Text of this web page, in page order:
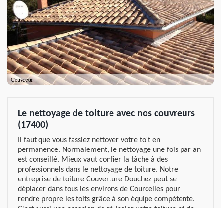
Le nettoyage de toiture avec nos couvreurs
(17400)
Il faut que vous fassiez nettoyer votre toit en
permanence. Normalement, le nettoyage une fois par an
est conseillé. Mieux vaut confier la tâche à des
professionnels dans le nettoyage de toiture. Notre
entreprise de toiture Couverture Douchez peut se
déplacer dans tous les environs de Courcelles pour
rendre propre les toits grâce à son équipe compétente.